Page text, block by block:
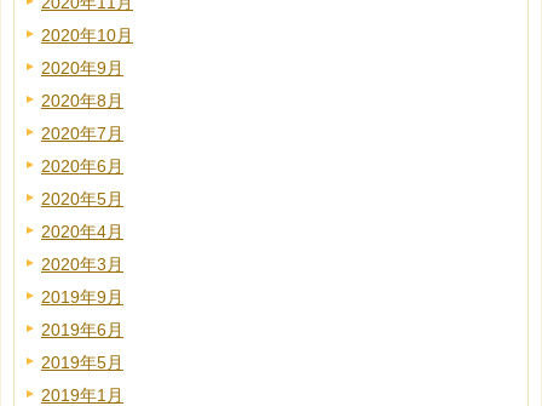
2020年10月
2020年9月
2020年8月
2020年7月
2020年6月
2020年5月
2020年4月
2020年3月
2019年9月
2019年6月
2019年5月
2019年1月